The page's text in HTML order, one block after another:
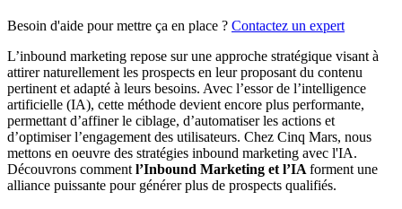
Besoin d'aide pour mettre ça en place ? Contactez un expert
L’inbound marketing repose sur une approche stratégique visant à
attirer naturellement les prospects en leur proposant du contenu
pertinent et adapté à leurs besoins. Avec l’essor de l’intelligence
artificielle (IA), cette méthode devient encore plus performante,
permettant d’affiner le ciblage, d’automatiser les actions et
d’optimiser l’engagement des utilisateurs. Chez Cinq Mars, nous
mettons en oeuvre des stratégies inbound marketing avec l'IA.
Découvrons comment l’Inbound Marketing et l’IA forment une
alliance puissante pour générer plus de prospects qualifiés.